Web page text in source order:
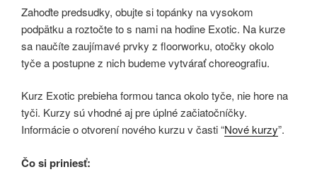
Zahoďte predsudky, obujte si topánky na vysokom
podpätku a roztočte to s nami na hodine Exotic. Na kurze
sa naučíte zaujímavé prvky z floorworku, otočky okolo
tyče a postupne z nich budeme vytvárať choreografiu.
Kurz Exotic prebieha formou tanca okolo tyče, nie hore na
tyči. Kurzy sú vhodné aj pre úplné začiatočníčky.
Informácie o otvorení nového kurzu v časti “Nové kurzy”.
Čo si priniesť: